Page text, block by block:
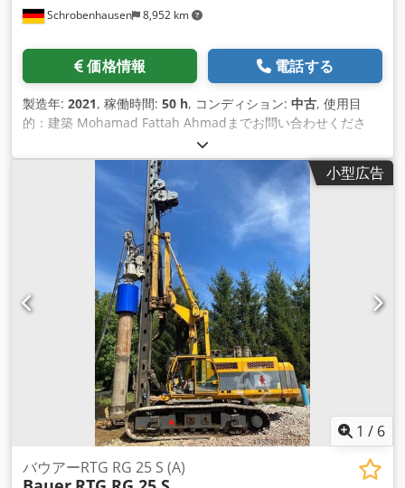
Schrobenhausen 8,952 km
価格情報 電話する
製造年: 2021, 稼働時間: 50 h, コンディション: 中古, 使用目
的：建築 Mohamad Fattah Ahmadまでお問い合わせくださ
い。 メインウインチ 120kN 補助ウインチ 60kN ドリル駆動ト
ルク 120kNm エンジン Cummins Tier 5! ケリー 343 / 3 / 18
m Dodjh Tyzuopfx Af Uock 高圧洗浄機付き洗浄装置 コンプレ
ッサー 輸送重量はドリルドライブとケリーで30kg!!!! 詳細はお
問い合わせください。
小型広告
1 / 6
バウアーRTG RG 25 S (A)